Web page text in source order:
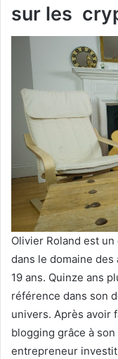
sur les
Olivier Roland est
dans le domaine des
19 ans. Quinze ans
référence dans son
univers. Après avoir
blogging grâce à son
entrepreneur